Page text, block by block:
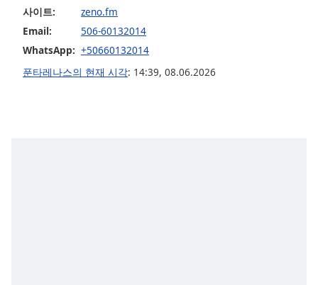
Opacity
Caption
Area
사이트:
zeno.fm
Email:
506-60132014
WhatsApp: +50660132014
푼타레나스의 현재 시각: 14:39, 08.06.2026